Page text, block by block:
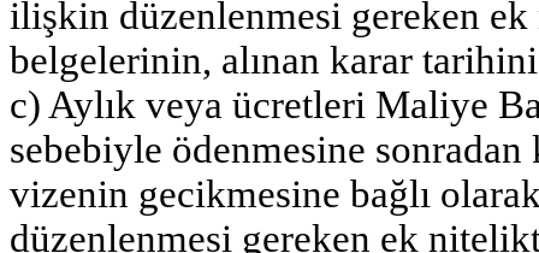
ilişkin düzenlenmesi gereken
belgelerinin, alınan karar
c) Aylık veya ücretleri Maliye
sebebiyle ödenmesine
vizenin gecikmesine bağlı
düzenlenmesi gereken ek